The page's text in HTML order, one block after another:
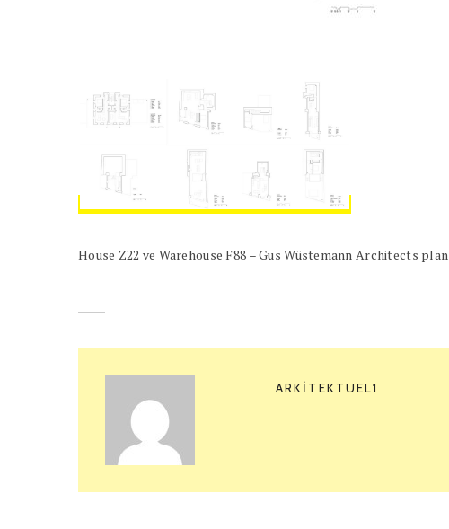
House Z22 ve Warehouse F88 – Gus Wüstemann Architects plan
ARKITEKTUEL1